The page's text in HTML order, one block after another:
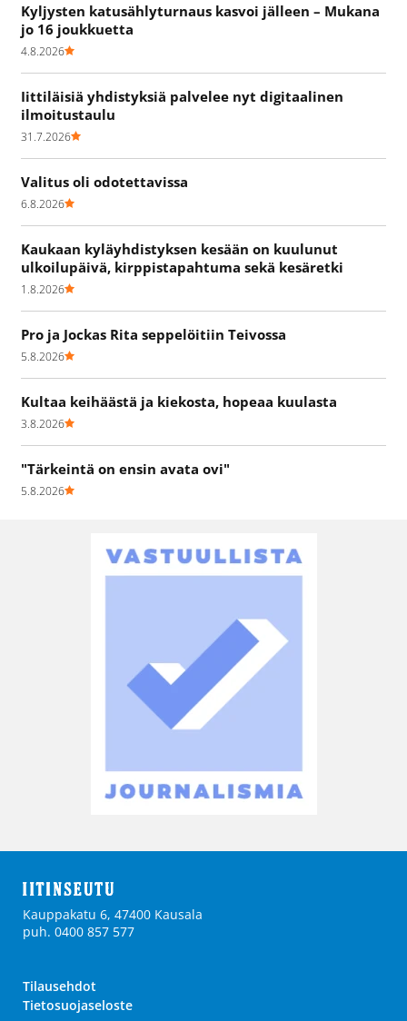
Kyljysten katusählyturnaus kasvoi jälleen – Mukana
jo 16 joukkuetta
4.8.2026
Iittiläisiä yhdistyksiä palvelee nyt digitaalinen
ilmoitustaulu
31.7.2026
Valitus oli odotettavissa
6.8.2026
Kaukaan kyläyhdistyksen kesään on kuulunut
ulkoilupäivä, kirppistapahtuma sekä kesäretki
1.8.2026
Pro ja Jockas Rita seppelöitiin Teivossa
5.8.2026
Kultaa keihäästä ja kiekosta, hopeaa kuulasta
3.8.2026
"Tärkeintä on ensin avata ovi"
5.8.2026
Kauppakatu 6, 47400 Kausala
puh. 0400 857 577
Tilausehdot
Tietosuojaseloste